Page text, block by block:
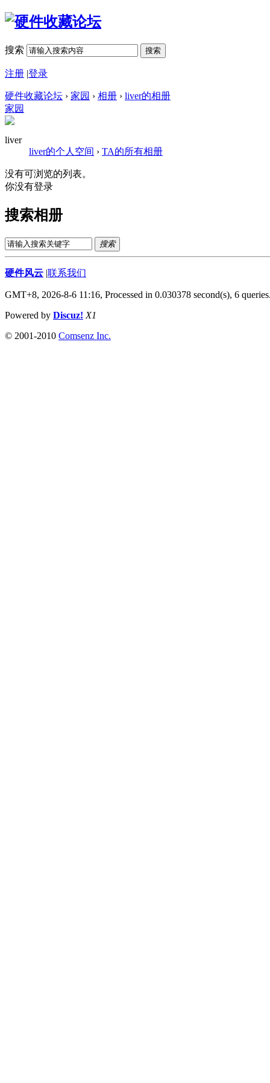
搜索 搜索
注册 |登录
硬件收藏论坛 › 家园 › 相册 › liver的相册
家园
liver
liver的个人空间 › TA的所有相册
没有可浏览的列表。
你没有登录
搜索相册
搜索
硬件风云 |联系我们
GMT+8, 2026-8-6 11:16, Processed in 0.030378 second(s), 6 queries
Powered by Discuz! X1
© 2001-2010 Comsenz Inc.